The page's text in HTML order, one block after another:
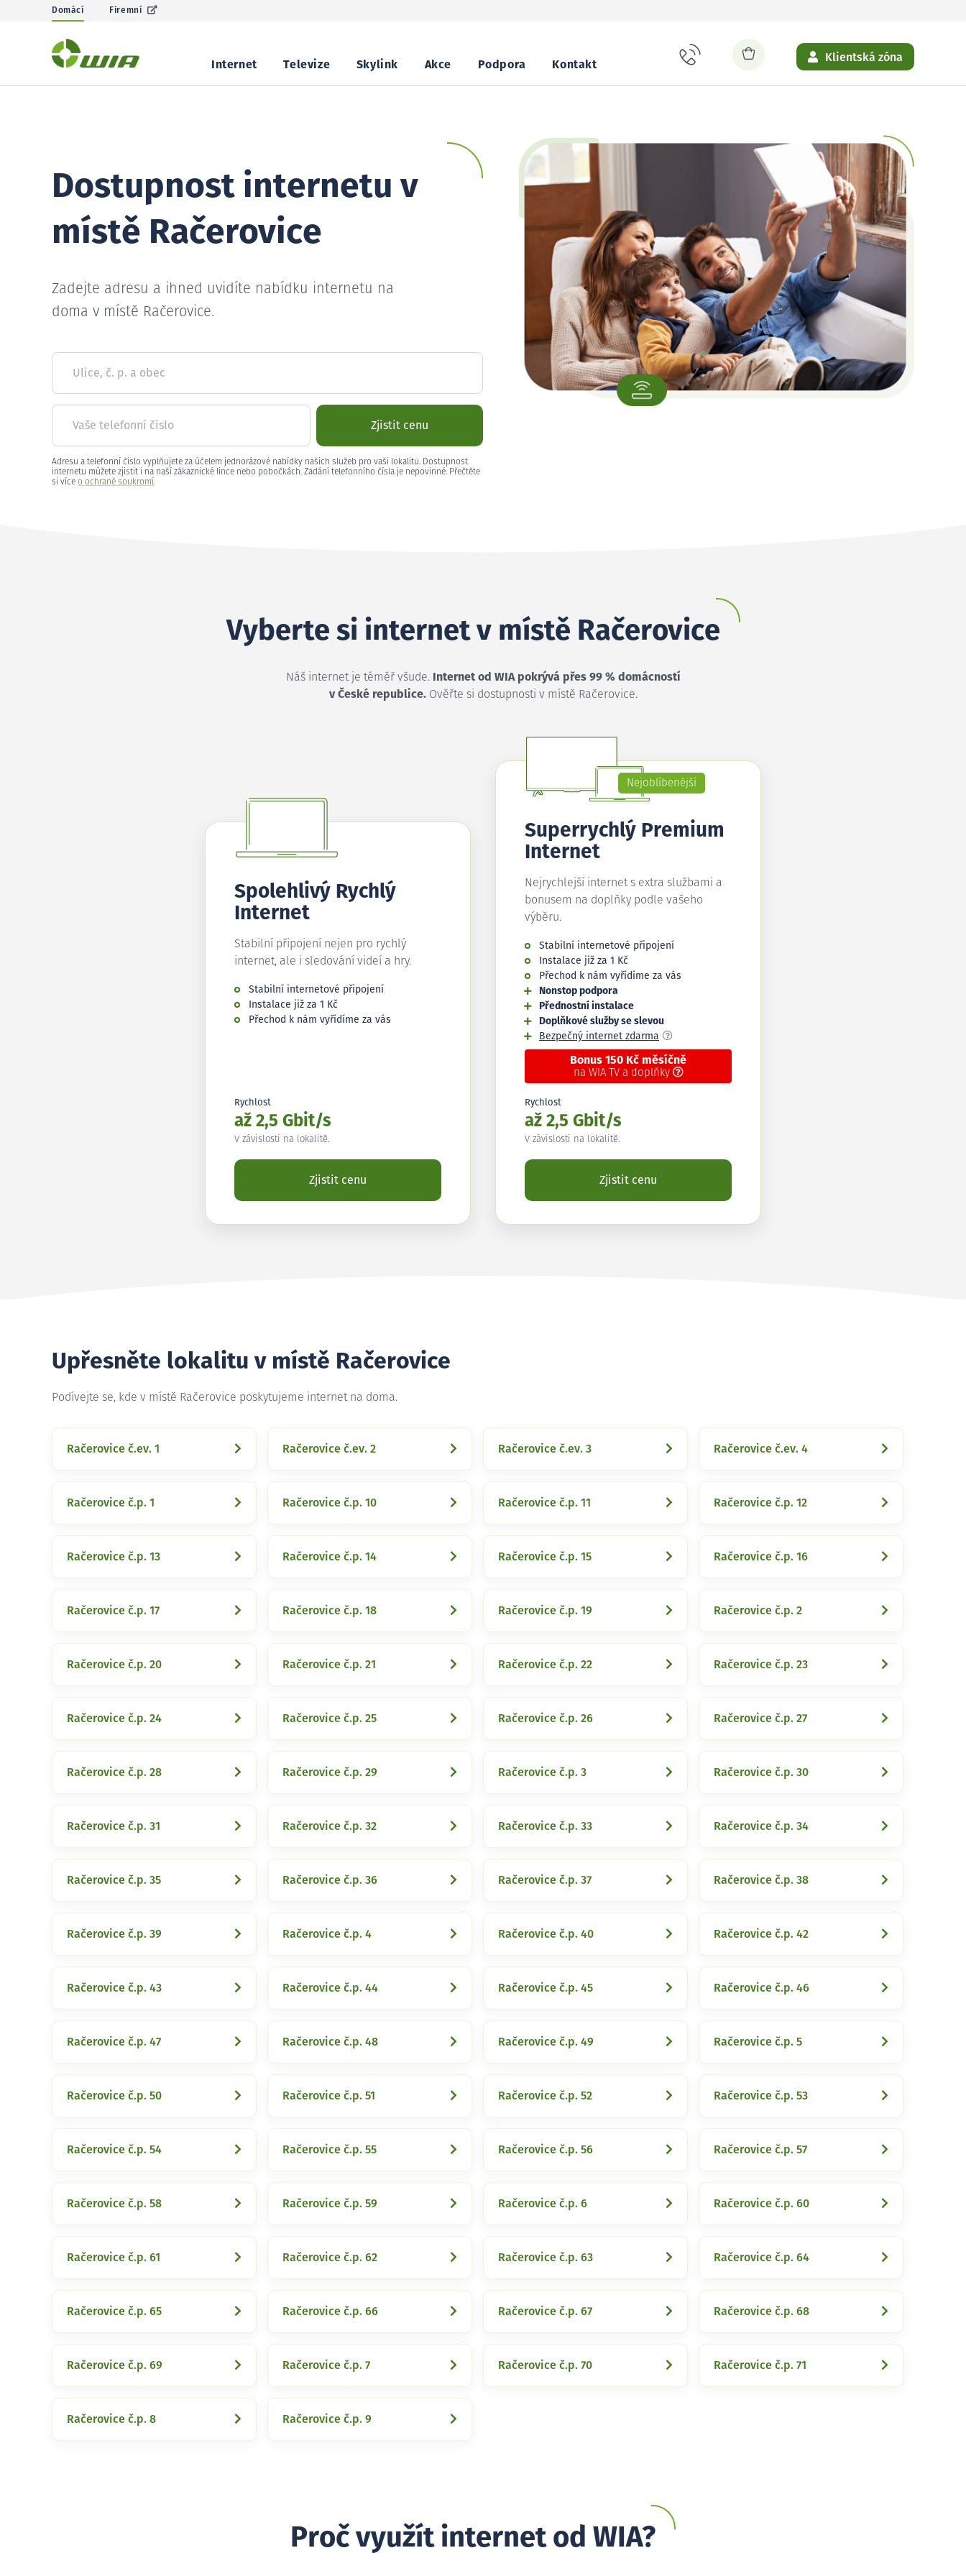
Domácí Firemní
Internet Televize Skylink Akce Podpora Kontakt
Klientská zóna
Dostupnost internetu v
místě Račerovice
Zadejte adresu a ihned uvidíte nabídku internetu na
doma v místě Račerovice.
Ulice, č. p. a obec
Vaše telefonní číslo Zjistit cenu
Adresu a telefonní číslo vyplňujete za účelem jednorázové nabídky našich služeb pro vaši lokalitu. Dostupnost
internetu můžete zjistit i na naší zákaznické lince nebo pobočkách. Zadání telefonního čísla je nepovinné. Přečtěte
si více o ochraně soukromí.
Vyberte si internet v místě Račerovice
Náš internet je téměř všude.
Internet od WIA pokrývá přes 99 % domácností
v České republice.Ověřte si dostupnosti v místě Račerovice.
Spolehlivý Rychlý
Internet
Stabilní připojení nejen pro rychlý
internet, ale i sledování videí a hry.
Stabilní internetové připojení
Instalace již za 1 Kč
Přechod k nám vyřídíme za vás
Rychlost
až 2,5 Gbit/s
V závislosti na lokalitě.
Zjistit cenu
Nejoblíbenější
Superrychlý Premium
Internet
Nejrychlejší internet s extra službami a
bonusem na doplňky podle vašeho
výběru.
Stabilní internetové připojení
Instalace již za 1 Kč
Přechod k nám vyřídíme za vás
Nonstop podpora
Přednostní instalace
Doplňkové služby se slevou
Bezpečný internet zdarma
Bonus 150 Kč měsíčně
na WIA TV a doplňky
Rychlost
až 2,5 Gbit/s
V závislosti na lokalitě.
Zjistit cenu
Upřesněte lokalitu v místě Račerovice
Podívejte se, kde v místě Račerovice poskytujeme internet na doma.
Račerovice č.ev. 1 Račerovice č.ev. 2 Račerovice č.ev. 3 Račerovice č.ev. 4
Račerovice č.p. 1 Račerovice č.p. 10 Račerovice č.p. 11 Račerovice č.p. 12
Račerovice č.p. 13 Račerovice č.p. 14 Račerovice č.p. 15 Račerovice č.p. 16
Račerovice č.p. 17 Račerovice č.p. 18 Račerovice č.p. 19 Račerovice č.p. 2
Račerovice č.p. 20 Račerovice č.p. 21 Račerovice č.p. 22 Račerovice č.p. 23
Račerovice č.p. 24 Račerovice č.p. 25 Račerovice č.p. 26 Račerovice č.p. 27
Račerovice č.p. 28 Račerovice č.p. 29 Račerovice č.p. 3 Račerovice č.p. 30
Račerovice č.p. 31 Račerovice č.p. 32 Račerovice č.p. 33 Račerovice č.p. 34
Račerovice č.p. 35 Račerovice č.p. 36 Račerovice č.p. 37 Račerovice č.p. 38
Račerovice č.p. 39 Račerovice č.p. 4 Račerovice č.p. 40 Račerovice č.p. 42
Račerovice č.p. 43 Račerovice č.p. 44 Račerovice č.p. 45 Račerovice č.p. 46
Račerovice č.p. 47 Račerovice č.p. 48 Račerovice č.p. 49 Račerovice č.p. 5
Račerovice č.p. 50 Račerovice č.p. 51 Račerovice č.p. 52 Račerovice č.p. 53
Račerovice č.p. 54 Račerovice č.p. 55 Račerovice č.p. 56 Račerovice č.p. 57
Račerovice č.p. 58 Račerovice č.p. 59 Račerovice č.p. 6 Račerovice č.p. 60
Račerovice č.p. 61 Račerovice č.p. 62 Račerovice č.p. 63 Račerovice č.p. 64
Račerovice č.p. 65 Račerovice č.p. 66 Račerovice č.p. 67 Račerovice č.p. 68
Račerovice č.p. 69 Račerovice č.p. 7 Račerovice č.p. 70 Račerovice č.p. 71
Račerovice č.p. 8 Račerovice č.p. 9
Proč využít internet od WIA?